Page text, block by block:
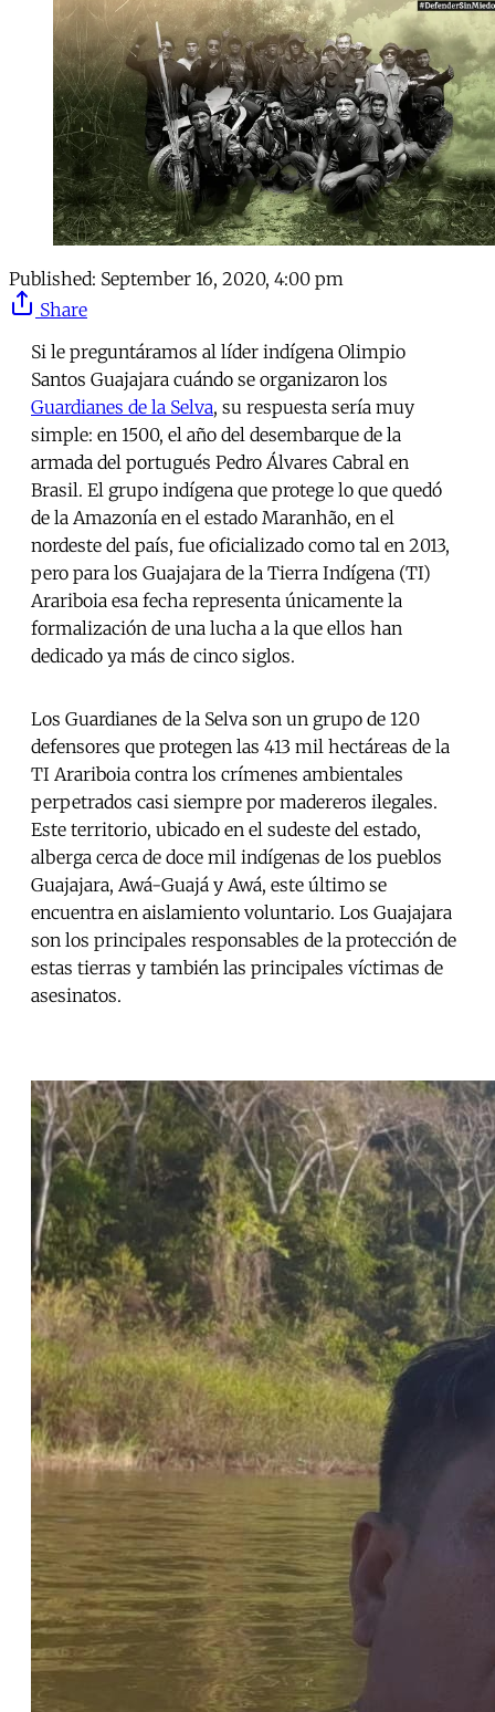
Published: September 16, 2020, 4:00 pm
Share
Si le preguntáramos al líder indígena Olimpio
Santos Guajajara cuándo se organizaron los
Guardianes de la Selva, su respuesta sería muy
simple: en 1500, el año del desembarque de la
armada del portugués Pedro Álvares Cabral en
Brasil. El grupo indígena que protege lo que quedó
de la Amazonía en el estado Maranhão, en el
nordeste del país, fue oficializado como tal en 2013,
pero para los Guajajara de la Tierra Indígena (TI)
Arariboia esa fecha representa únicamente la
formalización de una lucha a la que ellos han
dedicado ya más de cinco siglos.
Los Guardianes de la Selva son un grupo de 120
defensores que protegen las 413 mil hectáreas de la
TI Arariboia contra los crímenes ambientales
perpetrados casi siempre por madereros ilegales.
Este territorio, ubicado en el sudeste del estado,
alberga cerca de doce mil indígenas de los pueblos
Guajajara, Awá-Guajá y Awá, este último se
encuentra en aislamiento voluntario. Los Guajajara
son los principales responsables de la protección de
estas tierras y también las principales víctimas de
asesinatos.